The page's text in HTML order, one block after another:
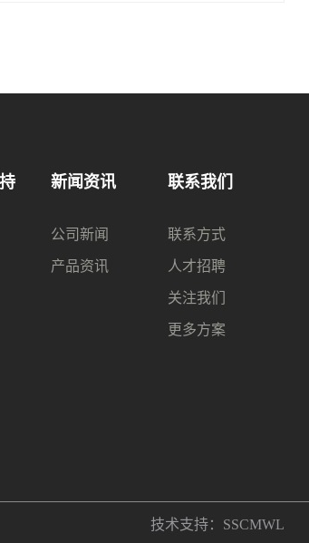
新闻资讯
公司新闻
产品资讯
联系我们
联系方式
人才招聘
关注我们
更多方案
技术支持： SSCMWL